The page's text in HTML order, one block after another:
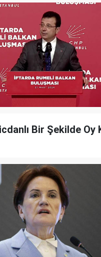
Bir Şekilde Oy